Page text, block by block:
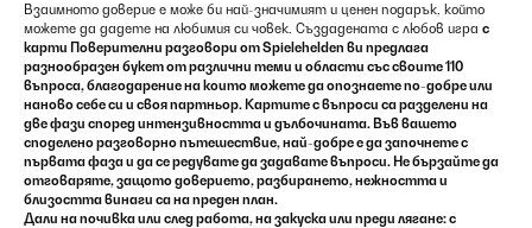
Взаимното доверие е може би най-значимият и ценен подарък, който
можете да дадете на любимия си човек. Създадената с любов игра с
карти Поверителни разговори отSpielehelden ви предлага
разнообразен букет от различни теми и области със своите 110
въпроса, благодарение на които можете да опознаете по-добре или
наново себе си и своя партньор. Картите с въпроси са разделени на
две фази според интензивността и дълбочината. Във вашето
споделеноразговорно пътешествие, най-добре е да започнете с
първата фаза и да се редувате да задавате въпроси. Не бързайте да
отговаряте, защото доверието, разбирането, нежността и
близостта винаги са на преден план.
Дали на почивка или след работа, на закуска или преди лягане: с